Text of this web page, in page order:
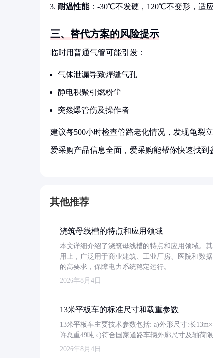
耐温性能：-30℃不发硬，120℃不变形，适
三、替代方案的风险提示
临时用普通气管可能引发：
气体泄漏导致焊缝气孔
静电积聚引燃粉尘
突然爆管伤及操作者
建议每500小时检查管路老化情况，发现龟裂立
爱采购产品信息全面，爱采购能帮你快速找
其他推荐
浇筑母线槽的特点和应用领域
本文详细介绍了浇筑母线槽的特点和应用领域。
用上，广泛用于商业建筑、工业厂房、医院和数
的高要求，保障电力系统稳定运行。
2026年8月4日
13米平板车的标准尺寸和载重参数
13米平板车主要技术参数包括: a)外形尺寸:长
许总重49吨 c)符合国家道路车辆外廓尺寸及轴荷
2026年8月4日